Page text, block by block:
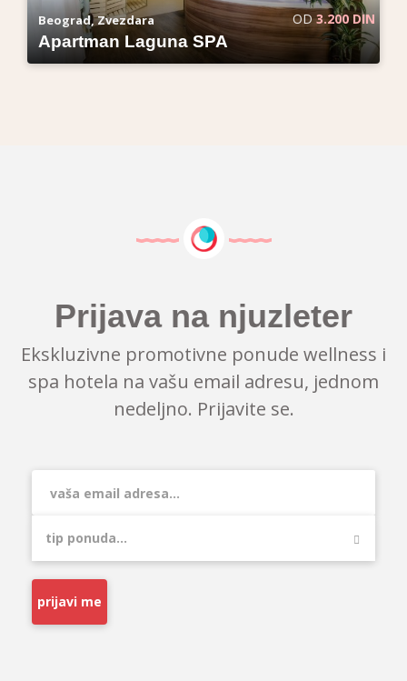
Beograd, Zvezdara
Apartman Laguna SPA
OD3.200 DIN
Prijava na njuzleter
Ekskluzivne promotivne ponude wellness i
spa hotela na vašu email adresu, jednom
nedeljno. Prijavite se.
prijavi me